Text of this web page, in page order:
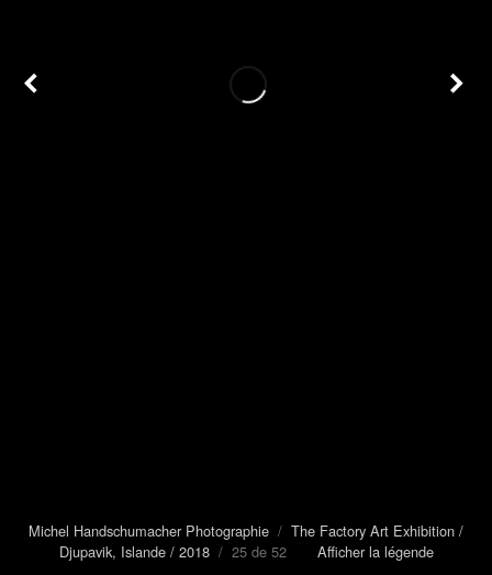
Michel Handschumacher Photographie / The Factory Art Exhibition /
Djupavik, Islande / 2018/ 25 de 52 Afficher la légende